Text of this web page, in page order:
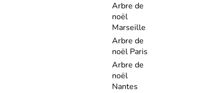
Arbre de
noël
Marseille
Arbre de
noël Paris
Arbre de
noël
Nantes